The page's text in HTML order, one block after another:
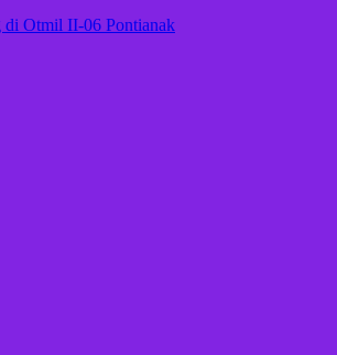
di Otmil II-06 Pontianak